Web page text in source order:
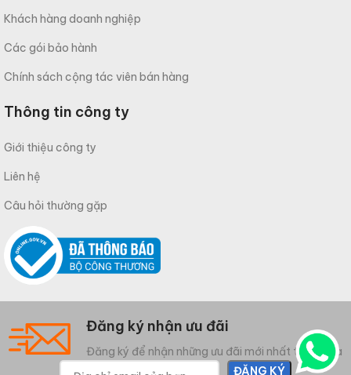
Khách hàng doanh nghiệp
Các gói bảo hành
Chính sách cộng tác viên bán hàng
Thông tin công ty
Giới thiệu công ty
Liên hệ
Câu hỏi thường gặp
Đăng ký nhận ưu đãi
Đăng ký để nhận những ưu đãi mới nhất từ Meliwa